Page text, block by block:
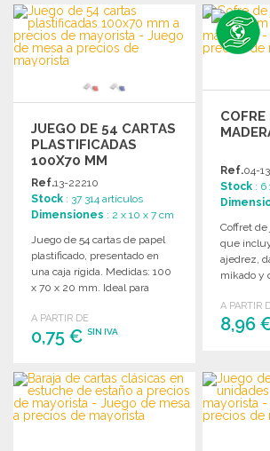
PEDIR
Solicitar un presupuesto
JUEGO DE 54 CARTAS
PLASTIFICADAS
100X70 MM
Ref.13-22210
Stock : 37 314 artículos
Dimensiones : 2 x 10 x 7 cm
Juego de 54 cartas de papel
plastificado, presentado en
una caja rígida. Medidas: 100
x 70 x 20 mm. Ideal para
A PARTIR DE
0,75 € SIN IVA
PEDIR
Solicitar un presupuesto
COFRE
Ref.04-
Stock : 6
Coffret
que
ajedrez,
mikado y
A PARTIR
8,96